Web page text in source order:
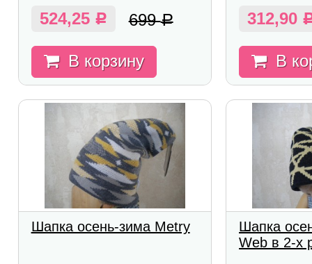
524,25 Р 699Р
В корзину
312,90
В
Шапка осень-зима Metry
Шапка
Web в 2-х